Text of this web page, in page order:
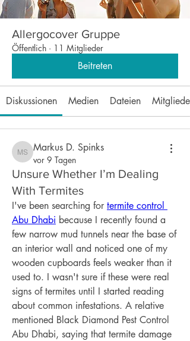
Allergocover Gruppe
Öffentlich · 11 Mitglieder
Beitreten
Diskussionen Medien Dateien Mitglieder
Markus D. Spinks
Markus D. Spinks
vor 9 Tagen
Unsure Whether I’m Dealing
With Termites
I've been searching for termite control
Abu Dhabi because I recently found a
few narrow mud tunnels near the base of
an interior wall and noticed one of my
wooden cupboards feels weaker than it
used to. I wasn't sure if these were real
signs of termites until I started reading
about common infestations. A relative
mentioned Black Diamond Pest Control
Abu Dhabi, saying that termite damage